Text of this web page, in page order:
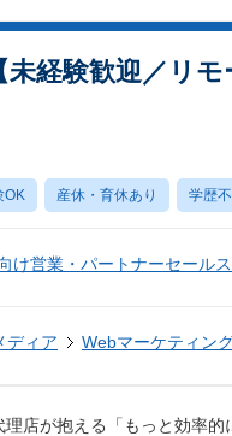
未経験歓迎／リ
OK 産休・育休あり 学歴
け営業・パートナーセールス
ディア Webマーケティン
理店が抱える「もっと効率